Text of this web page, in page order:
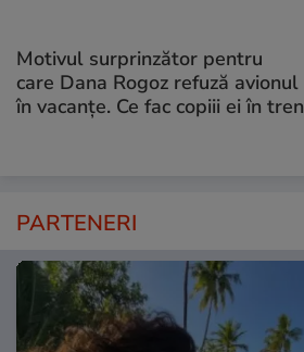
Motivul surprinzător pentru
care Dana Rogoz refuză avionul
în vacanțe. Ce fac copiii ei în tren
PARTENERI